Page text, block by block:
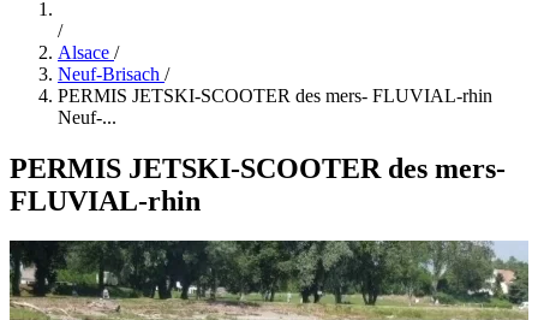
/
Alsace /
Neuf-Brisach /
PERMIS JETSKI-SCOOTER des mers- FLUVIAL-rhin
Neuf-...
PERMIS JETSKI-SCOOTER des mers-
FLUVIAL-rhin